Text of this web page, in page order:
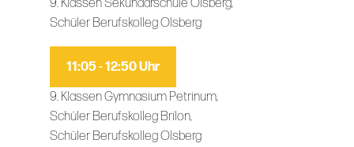
9. Klassen Sekundarschule Olsberg,
Schüler Berufskolleg Olsberg
11:05 - 12:50 Uhr
9. Klassen Gymnasium Petrinum,
Schüler Berufskolleg Brilon,
Schüler Berufskolleg Olsberg